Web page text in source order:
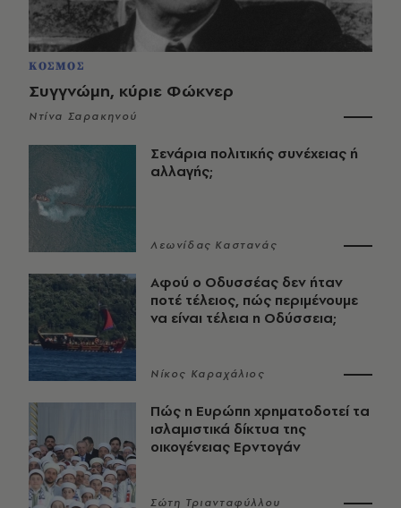
ΚΟΣΜΟΣ
Συγγνώμη, κύριε Φώκνερ
Ντίνα Σαρακηνού
Σενάρια πολιτικής συνέχειας ή
αλλαγής;
Λεωνίδας Καστανάς
Αφού ο Οδυσσέας δεν ήταν
ποτέ τέλειος, πώς περιμένουμε
να είναι τέλεια η Οδύσσεια;
Νίκος Καραχάλιος
Πώς η Ευρώπη χρηματοδοτεί τα
ισλαμιστικά δίκτυα της
οικογένειας Ερντογάν
Σώτη Τριανταφύλλου